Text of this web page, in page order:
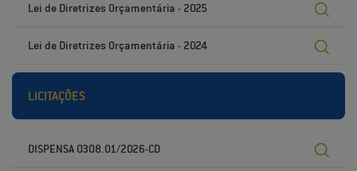
Lei de Diretrizes Orçamentária - 2025
Lei de Diretrizes Orçamentária - 2024
LICITAÇÕES
DISPENSA 0308.01/2026-CD